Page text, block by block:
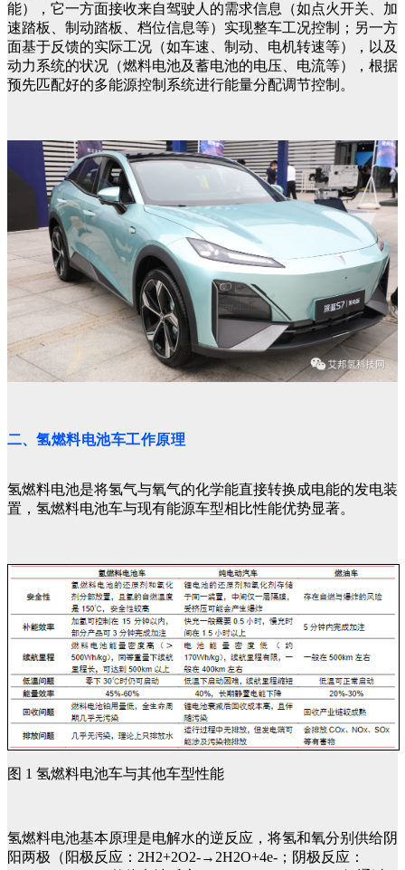
能），它一方面接收来自驾驶人的需求信息（如点火开关、加
速踏板、制动踏板、档位信息等）实现整车工况控制；另一方
面基于反馈的实际工况（如车速、制动、电机转速等），以及
动力系统的状况（燃料电池及蓄电池的电压、电流等），根据
预先匹配好的多能源控制系统进行能量分配调节控制。
二、 氢燃料电池车工作原理
氢燃料电池是将氢气与氧气的化学能直接转换成电能的发电装
置，氢燃料电池车与现有能源车型相比性能优势显著。
图 1 氢燃料电池车与其他车型性能
氢燃料电池基本原理是电解水的逆反应，将氢和氧分别供给阴
阳两极（阳极反应：2H2+2O2-→2H2O+4e-；阴极反应：